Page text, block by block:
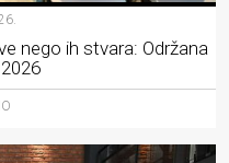
nego ih stvara: Održana